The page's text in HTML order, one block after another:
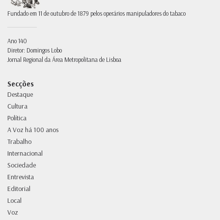
Fundado em 11 de outubro de 1879 pelos operários manipuladores do tabaco
Ano 140
Diretor: Domingos Lobo
Jornal Regional da Área Metropolitana de Lisboa
Secções
Destaque
Cultura
Política
A Voz há 100 anos
Trabalho
Internacional
Sociedade
Entrevista
Editorial
Local
Voz